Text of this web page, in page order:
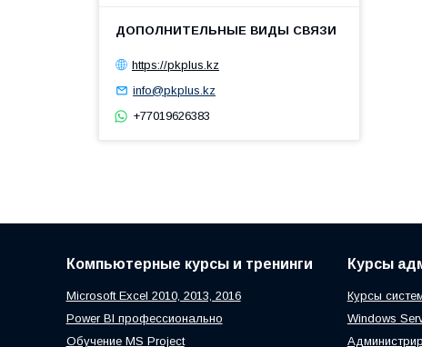
https://pkplus.kz
info@pkplus.kz
+77019626383
Компьютерные курсы и тренинги
Microsoft Excel 2010, 2013, 2016
Power BI профессионально
Обучение MS Project
Курсы
Курсы
Windows